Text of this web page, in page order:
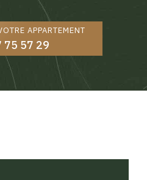
APPARTEMENT
75 57 29